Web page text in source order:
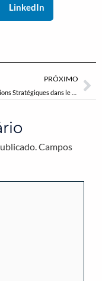
LinkedIn
PRÓXIMO
Campos